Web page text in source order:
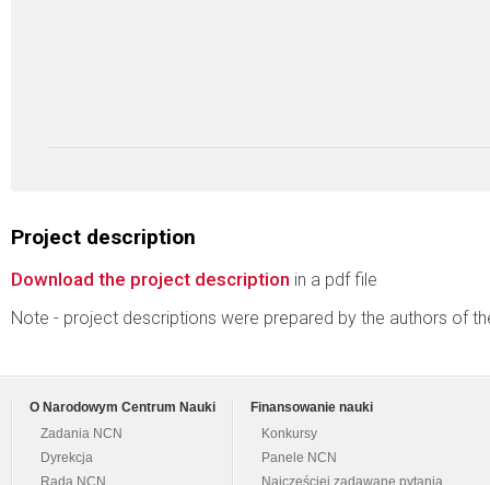
Project description
Download the project description in a pdf file
Note - project descriptions were prepared by the authors of
O Narodowym Centrum Nauki
Zadania NCN
Dyrekcja
Rada NCN
Finansowanie nauki
Konkursy
Panele NCN
Najczęściej zadawane pytania